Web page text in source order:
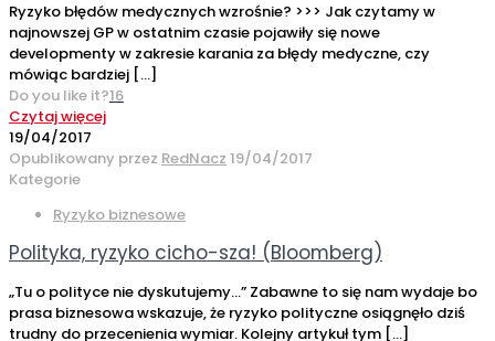
Ryzyko błędów medycznych wzrośnie? >>> Jak czytamy w
najnowszej GP w ostatnim czasie pojawiły się nowe
developmenty w zakresie karania za błędy medyczne, czy
mówiąc bardziej […]
Do you like it?16
Czytaj więcej
19/04/2017
Opublikowany przez RedNacz 19/04/2017
Kategorie
Ryzyko biznesowe
Polityka, ryzyko cicho-sza! (Bloomberg)
„Tu o polityce nie dyskutujemy…” Zabawne to się nam wydaje bo
prasa biznesowa wskazuje, że ryzyko polityczne osiągnęło dziś
trudny do przecenienia wymiar. Kolejny artykuł tym […]